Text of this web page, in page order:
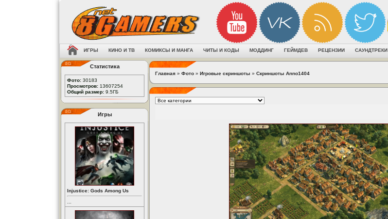
ИГРЫ КИНО И ТВ КОМИКСЫ И МАНГА ЧИТЫ И КОДЫ МОДДИНГ ГЕЙМДЕВ РЕЦЕНЗИИ САУНДТРЕКИ
Статистика
Фото: 30183
Просмотров: 13607254
Общий размер: 9.5ГБ
Игры
Injustice: Gods Among Us
Главная » Фото » Игровые скриншоты » Скриншоты Anno1404